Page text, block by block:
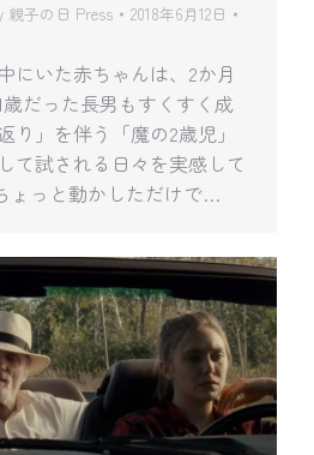
親子の日 Press
2018年6月12日
にいた赤ちゃんは、2か月
だった長男もすくすく成
り」を伴う「魔の2歳児」
て試される日々を実感して
ょっと動かしただけで…